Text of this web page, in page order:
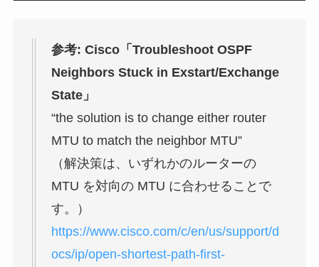
参考: Cisco「Troubleshoot OSPF
Neighbors Stuck in Exstart/Exchange
State」
“the solution is to change either router
MTU to match the neighbor MTU”
（解決策は、いずれかのルーターの
MTU を対向の MTU に合わせることで
す。）
https://www.cisco.com/c/en/us/support/d
ocs/ip/open-shortest-path-first-